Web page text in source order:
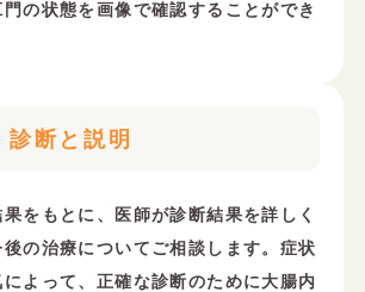
の状態を画像で確認することができ
診断と説明
をもとに、医師が診断結果を詳しく
の治療についてご相談します。症状
よって、正確な診断のために大腸内